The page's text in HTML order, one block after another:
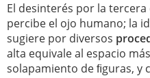
El desinterés por la
percibe el ojo humano; la
sugiere por diversos
alta equivale al espacio
solapamiento de ﬁguras, y